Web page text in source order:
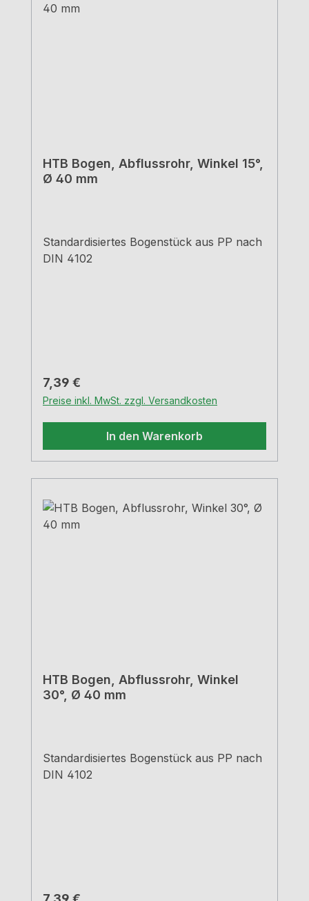
HTB Bogen, Abflussrohr, Winkel 15°,
Ø 40 mm
Standardisiertes Bogenstück aus PP nach
DIN 4102
Regulärer Preis:
7,39 €
Preise inkl. MwSt. zzgl. Versandkosten
In den Warenkorb
HTB Bogen, Abflussrohr, Winkel
30°, Ø 40 mm
Standardisiertes Bogenstück aus PP nach
DIN 4102
Regulärer Preis: